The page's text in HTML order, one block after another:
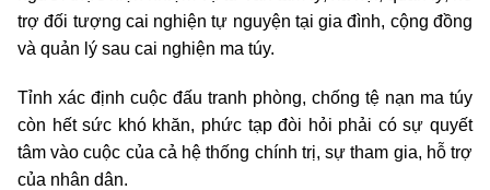
trợ đối tượng cai nghiện tự nguyện tại gia đình, cộng đồng
và quản lý sau cai nghiện ma túy.
Tỉnh xác định cuộc đấu tranh phòng, chống tệ nạn ma túy
còn hết sức khó khăn, phức tạp đòi hỏi phải có sự quyết
tâm vào cuộc của cả hệ thống chính trị, sự tham gia, hỗ trợ
của nhân dân.